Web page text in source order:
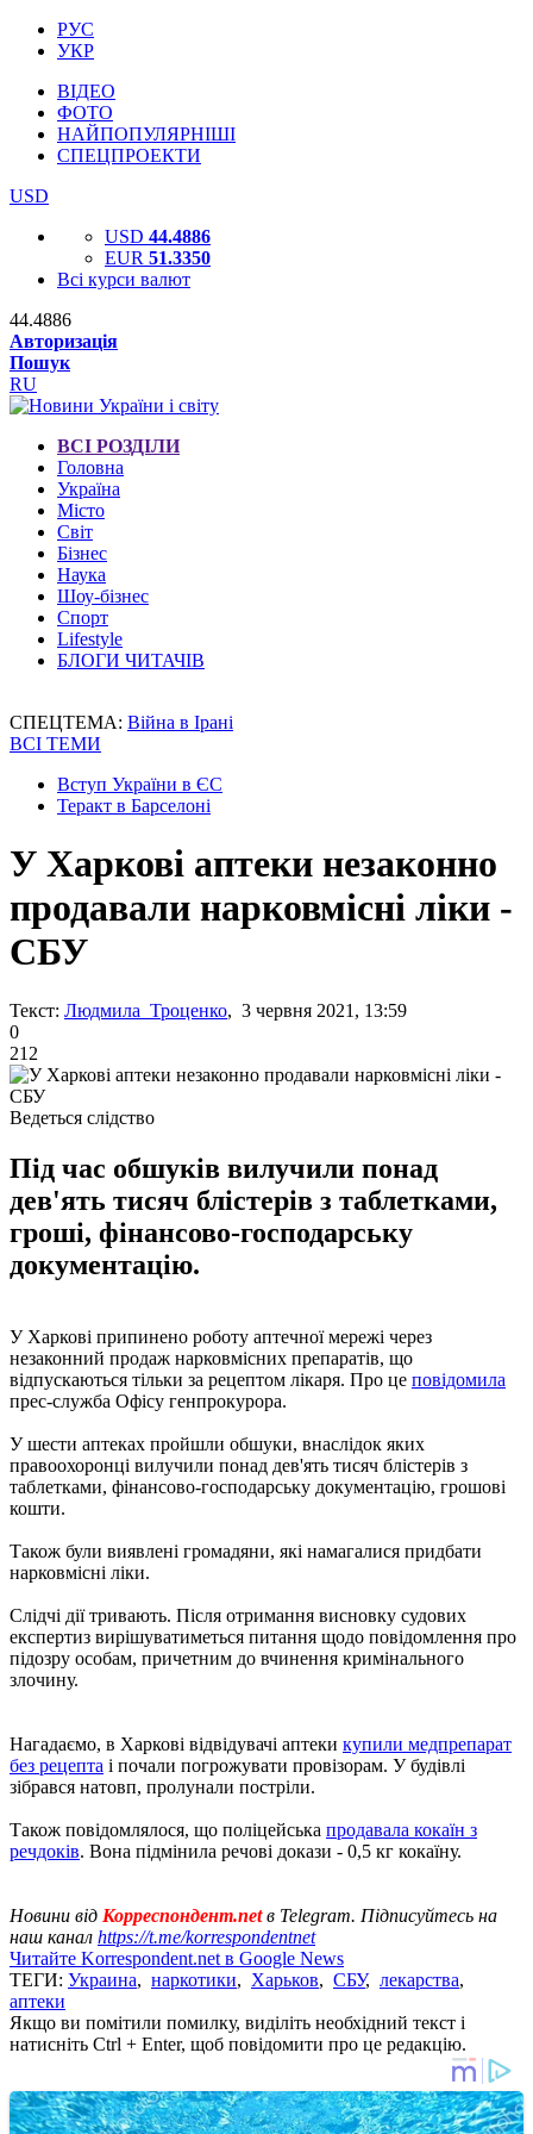
РУС
УКР
ВІДЕО
ФОТО
НАЙПОПУЛЯРНІШІ
СПЕЦПРОЕКТИ
USD
USD 44.4886
EUR 51.3350
Всі курси валют
44.4886
Авторизація
Пошук
RU
ВСІ РОЗДІЛИ
Головна
Україна
Місто
Світ
Бізнес
Наука
Шоу-бізнес
Спорт
Lifestyle
БЛОГИ ЧИТАЧІВ
СПЕЦТЕМА: Війна в Ірані
ВСІ ТЕМИ
Вступ України в ЄС
Теракт в Барселоні
У Харкові аптеки незаконно
продавали нарковмісні ліки -
СБУ
Текст: Людмила Троценко, 3 червня 2021, 13:59
0
212
Ведеться слідство
Під час обшуків вилучили понад
дев'ять тисяч блістерів з таблетками,
гроші, фінансово-господарську
документацію.
У Харкові припинено роботу аптечної мережі через
незаконний продаж нарковмісних препаратів, що
відпускаються тільки за рецептом лікаря. Про це повідомила
прес-служба Офісу генпрокурора.
У шести аптеках пройшли обшуки, внаслідок яких
правоохоронці вилучили понад дев'ять тисяч блістерів з
таблетками, фінансово-господарську документацію, грошові
кошти.
Також були виявлені громадяни, які намагалися придбати
нарковмісні ліки.
Слідчі дії тривають. Після отримання висновку судових
експертиз вирішуватиметься питання щодо повідомлення про
підозру особам, причетним до вчинення кримінального
злочину.
Нагадаємо, в Харкові відвідувачі аптеки купили медпрепарат
без рецепта і почали погрожувати провізорам. У будівлі
зібрався натовп, пролунали постріли.
Також повідомлялося, що поліцейська продавала кокаїн з
речдоків. Вона підмінила речові докази - 0,5 кг кокаїну.
Новини від Корреспондент.netв Telegram. Підписуйтесь на
наш канал https://t.me/korrespondentnet
Читайте Korrespondent.net в Google News
ТЕГИ: Украина, наркотики, Харьков, СБУ, лекарства,
аптеки
Якщо ви помітили помилку, виділіть необхідний текст і
натисніть Ctrl + Enter, щоб повідомити про це редакцію.